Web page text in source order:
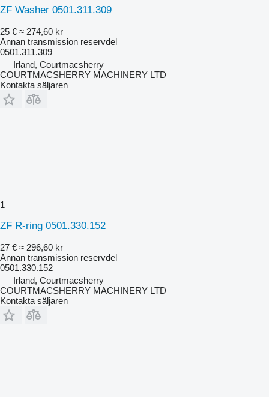
ZF Washer 0501.311.309
25 € ≈ 274,60 kr
Annan transmission reservdel
0501.311.309
Irland, Courtmacsherry
COURTMACSHERRY MACHINERY LTD
Kontakta säljaren
1
ZF R-ring 0501.330.152
27 € ≈ 296,60 kr
Annan transmission reservdel
0501.330.152
Irland, Courtmacsherry
COURTMACSHERRY MACHINERY LTD
Kontakta säljaren